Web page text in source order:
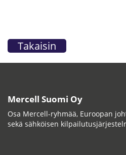
Takaisin
Mercell Suomi Oy
Osa Mercell-ryhmää, Euroopan
sekä sähköisen